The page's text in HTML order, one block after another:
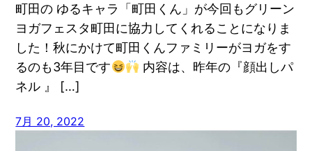
町田の ゆるキャラ「町田くん」が今回もグリーン
ヨガフェスタ町田に協力してくれることになりま
した！秋にかけて町田くんファミリーがヨガをす
るのも3年目です
内容は、昨年の『顔出しパ
ネル 』 […]
7月 20, 2022